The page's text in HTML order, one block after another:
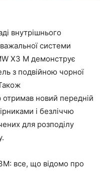
внутрішнього
системи
X3 M демонструє
з подвійною чорної
новий передній
і безліччю
для розподілу
все, що відомо про